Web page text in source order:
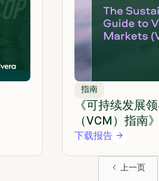
指南
《可持续发展
（VCM）指南》
下载报告
上一页